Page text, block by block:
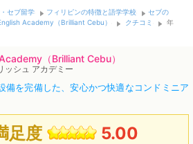
セブ留学 フィリピンの特徴と語学学校
セブの
Academy（Brilliant Cebu） クチコミ
年
（Brilliant Cebu）
ッシュ アカデミー
備を完備した、安心かつ快適なコンドミニア
足度 5.00